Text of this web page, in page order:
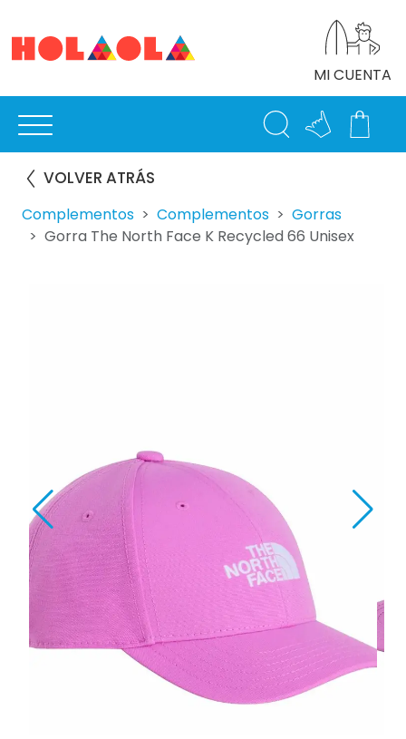
MI CUENTA
VOLVER ATRÁS
Complementos Complementos
Gorras
Gorra The North Face K Recycled 66 Unisex